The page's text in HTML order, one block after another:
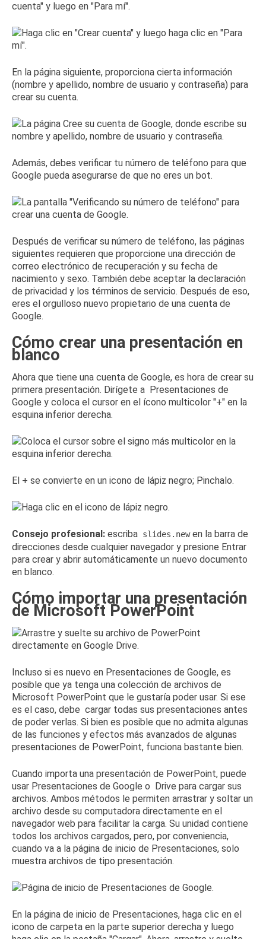
cuenta" y luego en "Para mí".
En la página siguiente, proporciona cierta información
(nombre y apellido, nombre de usuario y contraseña) para
crear su cuenta.
Además, debes verificar tu número de teléfono para que
Google pueda asegurarse de que no eres un bot.
Después de verificar su número de teléfono, las páginas
siguientes requieren que proporcione una dirección de
correo electrónico de recuperación y su fecha de
nacimiento y sexo. También debe aceptar la declaración
de privacidad y los términos de servicio. Después de eso,
eres el orgulloso nuevo propietario de una cuenta de
Google.
Cómo crear una presentación en
blanco
Ahora que tiene una cuenta de Google, es hora de crear su
primera presentación. Dirígete a Presentaciones de
Google y coloca el cursor en el ícono multicolor "+" en la
esquina inferior derecha.
El + se convierte en un icono de lápiz negro; Pinchalo.
Consejo profesional: escriba slides.newen la barra de
direcciones desde cualquier navegador y presione Entrar
para crear y abrir automáticamente un nuevo documento
en blanco.
Cómo importar una presentación
de Microsoft PowerPoint
Incluso si es nuevo en Presentaciones de Google, es
posible que ya tenga una colección de archivos de
Microsoft PowerPoint que le gustaría poder usar. Si ese
es el caso, debe cargar todas sus presentaciones antes
de poder verlas. Si bien es posible que no admita algunas
de las funciones y efectos más avanzados de algunas
presentaciones de PowerPoint, funciona bastante bien.
Cuando importa una presentación de PowerPoint, puede
usar Presentaciones de Google o Drive para cargar sus
archivos. Ambos métodos le permiten arrastrar y soltar un
archivo desde su computadora directamente en el
navegador web para facilitar la carga. Su unidad contiene
todos los archivos cargados, pero, por conveniencia,
cuando va a la página de inicio de Presentaciones, solo
muestra archivos de tipo presentación.
En la página de inicio de Presentaciones, haga clic en el
icono de carpeta en la parte superior derecha y luego